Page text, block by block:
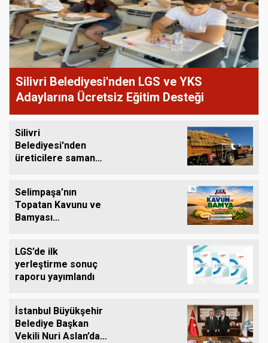
Silivri Belediyesi'nden LGS ve YKS
Adaylarına Ücretsiz Eğitim Desteği
Silivri
Belediyesi'nden
üreticilere saman
Selimpaşa’nın
Topatan Kavunu ve
Bamyası
LGS’de ilk
yerleştirme sonuç
raporu yayımlandı
İstanbul Büyükşehir
Belediye Başkan
Vekili Nuri Aslan’dan